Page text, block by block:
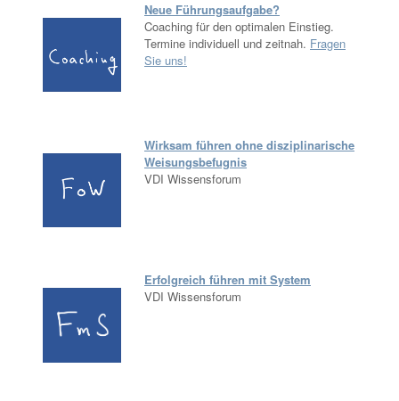
Neue Führungsaufgabe?
Coaching für den optimalen Einstieg.
Termine individuell und zeitnah. Fragen
Sie uns!
Wirksam führen ohne disziplinarische
Weisungsbefugnis
VDI Wissensforum
Erfolgreich führen mit System
VDI Wissensforum